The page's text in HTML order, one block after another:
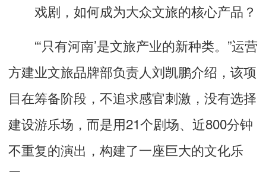
戏剧，如何成为大众文旅的核心产品？
“‘只有河南’是文旅产业的新种类。”运营
方建业文旅品牌部负责人刘凯鹏介绍，该项
目在筹备阶段，不追求感官刺激，没有选择
建设游乐场，而是用21个剧场、近800分钟
不重复的演出，构建了一座巨大的文化乐